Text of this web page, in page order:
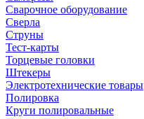
Сварочное оборудование
Сверла
Струны
Тест-карты
Торцевые головки
Штекеры
Электротехнические товары
Полировка
Круги полировальные